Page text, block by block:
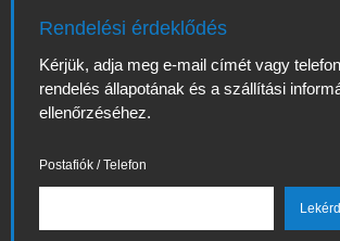
Rendelési érdeklődés
Kérjük, adja meg e-mail címét vagy
rendelés állapotának és a szállítási
ellenőrzéséhez.
Postafiók / Telefon